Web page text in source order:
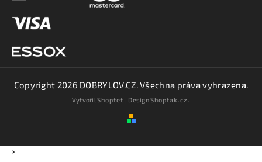
Copyright 2026 DOBRYLOV.CZ. Všechna práva vyhrazena.
VytvořilShoptet | DesignShoptak.cz.
×